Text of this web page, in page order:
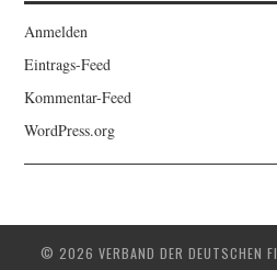
Anmelden
Eintrags-Feed
Kommentar-Feed
WordPress.org
© 2026 VERBAND DER DEUTSCHEN